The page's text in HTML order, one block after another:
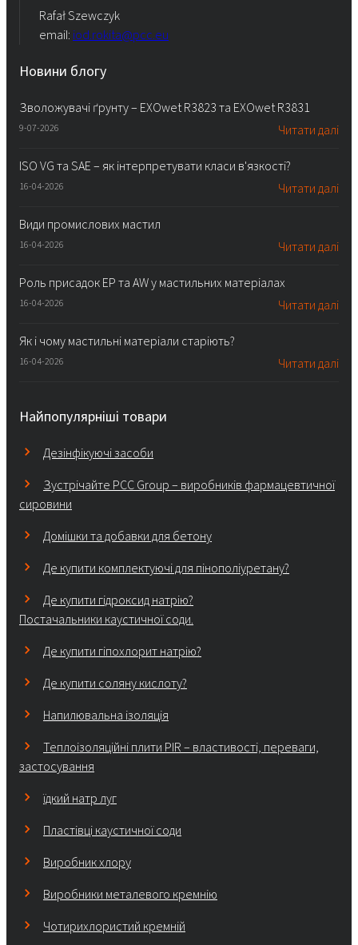
Rafał Szewczyk
email: iod.rokita@pcc.eu
Новини блогу
Зволожувачі ґрунту – EXOwet R3823 та EXOwet R3831
9-07-2026 Читати далі
ISO VG та SAE – як інтерпретувати класи в'язкості?
16-04-2026 Читати далі
Види промислових мастил
16-04-2026 Читати далі
Роль присадок EP та AW у мастильних матеріалах
16-04-2026 Читати далі
Як і чому мастильні матеріали старіють?
16-04-2026 Читати далі
Найпопулярніші товари
Дезінфікуючі засоби
Зустрічайте PCC Group – виробників фармацевтичної
сировини
Домішки та добавки для бетону
Де купити комплектуючі для пінополіуретану?
Де купити гідроксид натрію?
Постачальники каустичної соди.
Де купити гіпохлорит натрію?
Де купити соляну кислоту?
Напилювальна ізоляція
Теплоізоляційні плити PIR – властивості, переваги,
застосування
їдкий натр луг
Пластівці каустичної соди
Виробник хлору
Виробники металевого кремнію
Чотирихлористий кремній